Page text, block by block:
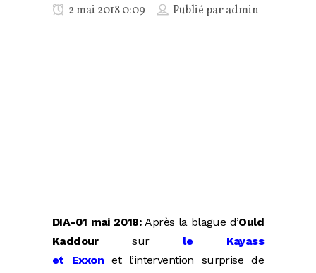
2 mai 2018 0:09 Publié paradmin
DIA-01 mai 2018: Après la blague d’Ould
Kaddoursur le Kayass
et Exxonet l’intervention surprise de